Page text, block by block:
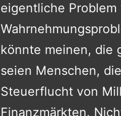
eigentliche
könnte meinen, die
seien Menschen,
Steuerflucht von
Finanzmärkten.